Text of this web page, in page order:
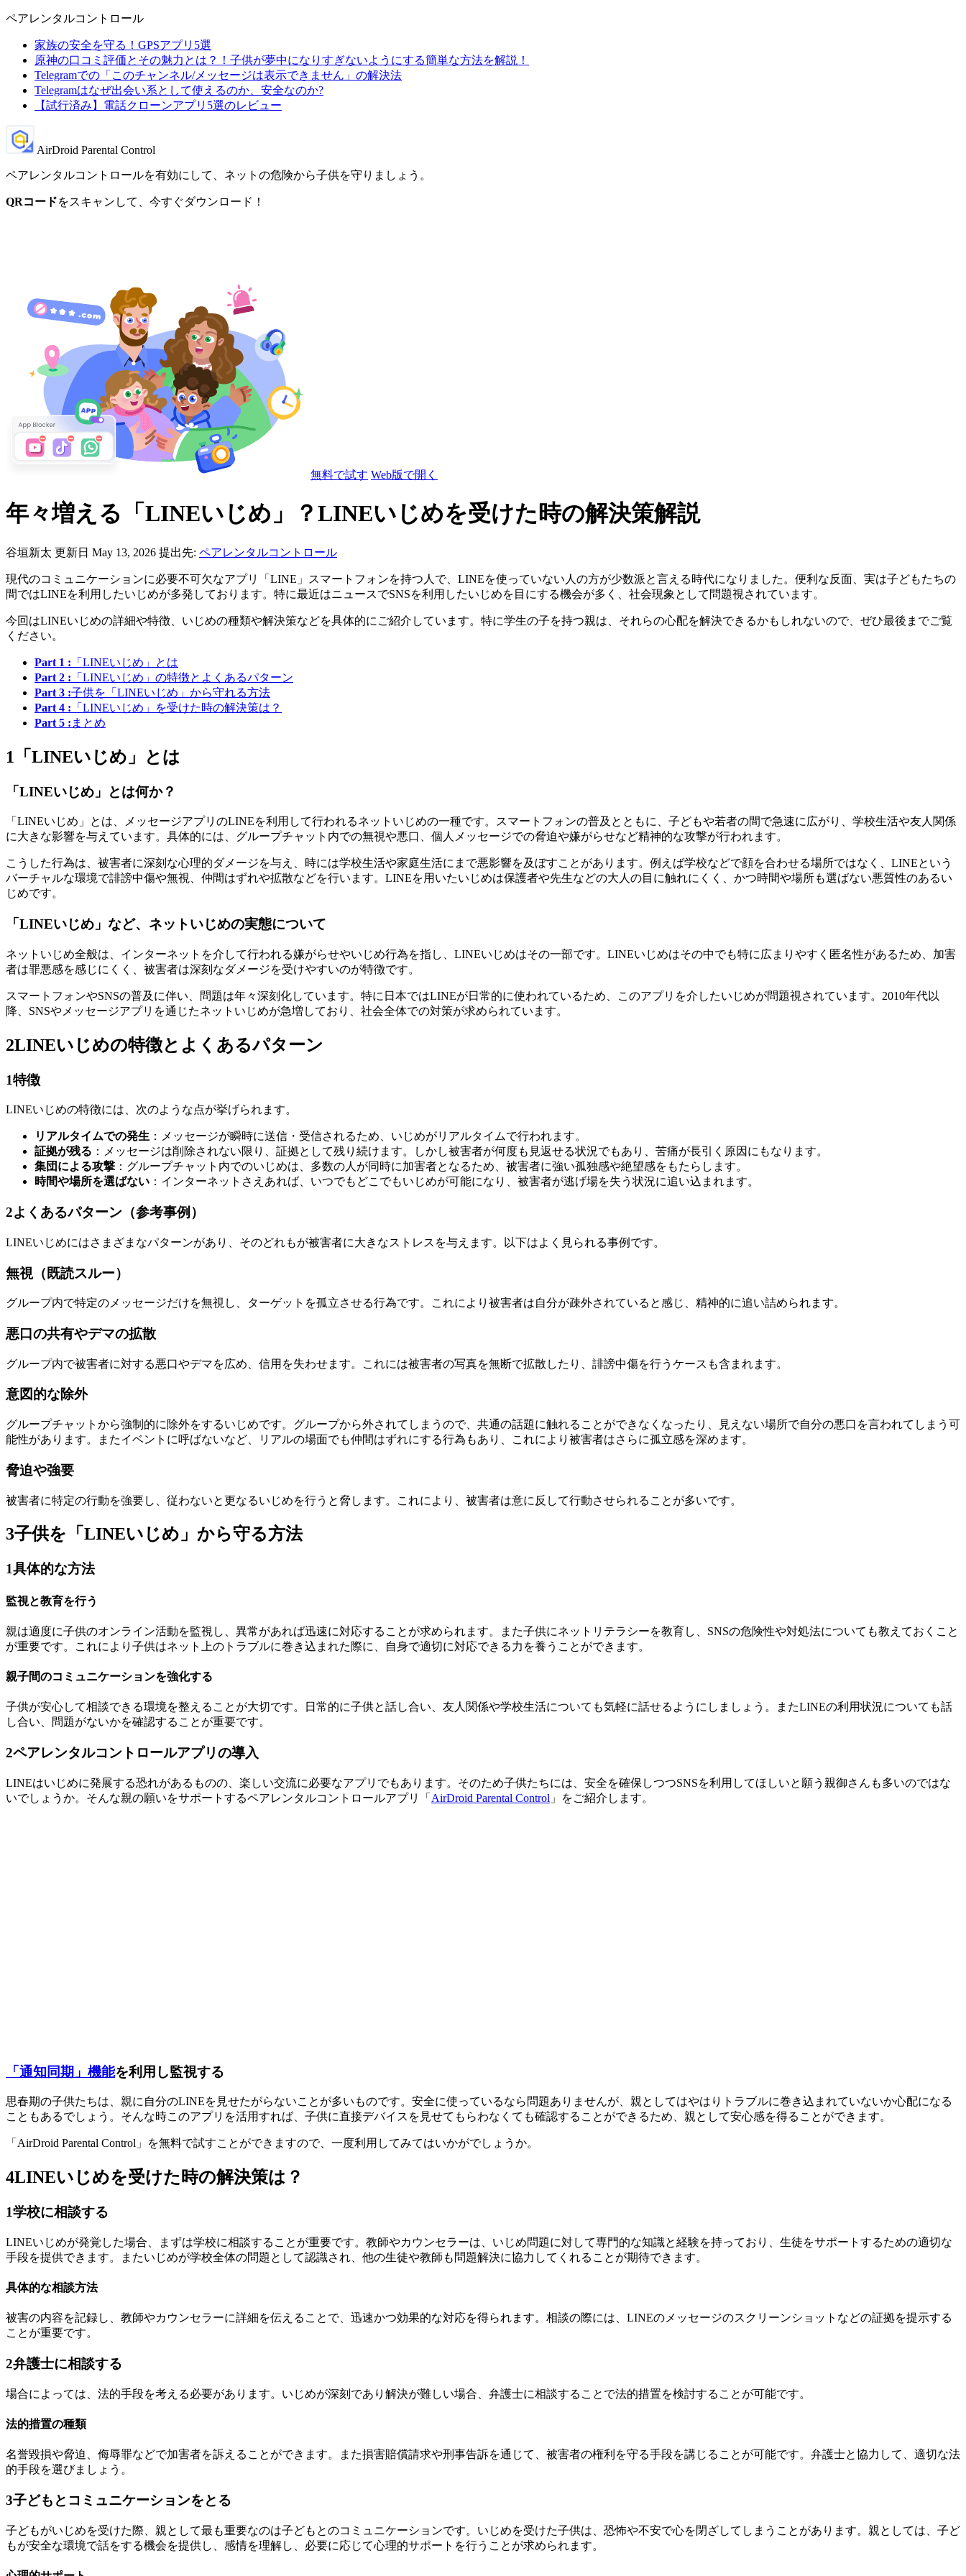
ペアレンタルコントロール
家族の安全を守る！GPSアプリ5選
原神の口コミ評価とその魅力とは？！子供が夢中になりすぎないようにする簡単な方法を解説！
Telegramでの「このチャンネル/メッセージは表示できません」の解決法
Telegramはなぜ出会い系として使えるのか、安全なのか?
【試行済み】電話クローンアプリ5選のレビュー
AirDroid Parental Control
ペアレンタルコントロールを有効にして、ネットの危険から子供を守りましょう。
QRコードをスキャンして、今すぐダウンロード！
無料で試す Web版で開く
年々増える「LINEいじめ」？LINEいじめを受けた時の解決策解説
谷垣新太 更新日 May 13, 2026 提出先: ペアレンタルコントロール
現代のコミュニケーションに必要不可欠なアプリ「LINE」スマートフォンを持つ人で、LINEを使っていない人の方が少数派と言える時代になりました。便利な反面、実は子どもたちの
間ではLINEを利用したいじめが多発しております。特に最近はニュースでSNSを利用したいじめを目にする機会が多く、社会現象として問題視されています。
今回はLINEいじめの詳細や特徴、いじめの種類や解決策などを具体的にご紹介しています。特に学生の子を持つ親は、それらの心配を解決できるかもしれないので、ぜひ最後までご覧
ください。
Part 1 : 「LINEいじめ」とは
Part 2 : 「LINEいじめ」の特徴とよくあるパターン
Part 3 :子供を「LINEいじめ」から守れる方法
Part 4 : 「LINEいじめ」を受けた時の解決策は？
Part 5 : まとめ
1 「LINEいじめ」とは
「LINEいじめ」とは何か？
「LINEいじめ」とは、メッセージアプリのLINEを利用して行われるネットいじめの一種です。スマートフォンの普及とともに、子どもや若者の間で急速に広がり、学校生活や友人関係
に大きな影響を与えています。具体的には、グループチャット内での無視や悪口、個人メッセージでの脅迫や嫌がらせなど精神的な攻撃が行われます。
こうした行為は、被害者に深刻な心理的ダメージを与え、時には学校生活や家庭生活にまで悪影響を及ぼすことがあります。例えば学校などで顔を合わせる場所ではなく、LINEという
バーチャルな環境で誹謗中傷や無視、仲間はずれや拡散などを行います。LINEを用いたいじめは保護者や先生などの大人の目に触れにくく、かつ時間や場所も選ばない悪質性のあるい
じめです。
「LINEいじめ」など、ネットいじめの実態について
ネットいじめ全般は、インターネットを介して行われる嫌がらせやいじめ行為を指し、LINEいじめはその一部です。LINEいじめはその中でも特に広まりやすく匿名性があるため、加害
者は罪悪感を感じにくく、被害者は深刻なダメージを受けやすいのが特徴です。
スマートフォンやSNSの普及に伴い、問題は年々深刻化しています。特に日本ではLINEが日常的に使われているため、このアプリを介したいじめが問題視されています。2010年代以
降、SNSやメッセージアプリを通じたネットいじめが急増しており、社会全体での対策が求められています。
2LINEいじめの特徴とよくあるパターン
1特徴
LINEいじめの特徴には、次のような点が挙げられます。
リアルタイムでの発生 ：メッセージが瞬時に送信・受信されるため、いじめがリアルタイムで行われます。
証拠が残る ：メッセージは削除されない限り、証拠として残り続けます。しかし被害者が何度も見返せる状況でもあり、苦痛が長引く原因にもなります。
集団による攻撃 ：グループチャット内でのいじめは、多数の人が同時に加害者となるため、被害者に強い孤独感や絶望感をもたらします。
時間や場所を選ばない ：インターネットさえあれば、いつでもどこでもいじめが可能になり、被害者が逃げ場を失う状況に追い込まれます。
2よくあるパターン（参考事例）
LINEいじめにはさまざまなパターンがあり、そのどれもが被害者に大きなストレスを与えます。以下はよく見られる事例です。
無視（既読スルー）
グループ内で特定のメッセージだけを無視し、ターゲットを孤立させる行為です。これにより被害者は自分が疎外されていると感じ、精神的に追い詰められます。
悪口の共有やデマの拡散
グループ内で被害者に対する悪口やデマを広め、信用を失わせます。これには被害者の写真を無断で拡散したり、誹謗中傷を行うケースも含まれます。
意図的な除外
グループチャットから強制的に除外をするいじめです。グループから外されてしまうので、共通の話題に触れることができなくなったり、見えない場所で自分の悪口を言われてしまう可
能性があります。またイベントに呼ばないなど、リアルの場面でも仲間はずれにする行為もあり、これにより被害者はさらに孤立感を深めます。
脅迫や強要
被害者に特定の行動を強要し、従わないと更なるいじめを行うと脅します。これにより、被害者は意に反して行動させられることが多いです。
3子供を「LINEいじめ」から守る方法
1具体的な方法
監視と教育を行う
親は適度に子供のオンライン活動を監視し、異常があれば迅速に対応することが求められます。また子供にネットリテラシーを教育し、SNSの危険性や対処法についても教えておくこと
が重要です。これにより子供はネット上のトラブルに巻き込まれた際に、自身で適切に対応できる力を養うことができます。
親子間のコミュニケーションを強化する
子供が安心して相談できる環境を整えることが大切です。日常的に子供と話し合い、友人関係や学校生活についても気軽に話せるようにしましょう。またLINEの利用状況についても話
し合い、問題がないかを確認することが重要です。
2ペアレンタルコントロールアプリの導入
LINEはいじめに発展する恐れがあるものの、楽しい交流に必要なアプリでもあります。そのため子供たちには、安全を確保しつつSNSを利用してほしいと願う親御さんも多いのではな
いでしょうか。そんな親の願いをサポートするペアレンタルコントロールアプリ「 AirDroid Parental Control 」をご紹介します。
「通知同期」機能を利用し監視する
思春期の子供たちは、親に自分のLINEを見せたがらないことが多いものです。安全に使っているなら問題ありませんが、親としてはやはりトラブルに巻き込まれていないか心配になる
こともあるでしょう。そんな時このアプリを活用すれば、子供に直接デバイスを見せてもらわなくても確認することができるため、親として安心感を得ることができます。
「AirDroid Parental Control」を無料で試すことができますので、一度利用してみてはいかがでしょうか。
4LINEいじめを受けた時の解決策は？
1学校に相談する
LINEいじめが発覚した場合、まずは学校に相談することが重要です。教師やカウンセラーは、いじめ問題に対して専門的な知識と経験を持っており、生徒をサポートするための適切な
手段を提供できます。またいじめが学校全体の問題として認識され、他の生徒や教師も問題解決に協力してくれることが期待できます。
具体的な相談方法
被害の内容を記録し、教師やカウンセラーに詳細を伝えることで、迅速かつ効果的な対応を得られます。相談の際には、LINEのメッセージのスクリーンショットなどの証拠を提示する
ことが重要です。
2弁護士に相談する
場合によっては、法的手段を考える必要があります。いじめが深刻であり解決が難しい場合、弁護士に相談することで法的措置を検討することが可能です。
法的措置の種類
名誉毀損や脅迫、侮辱罪などで加害者を訴えることができます。また損害賠償請求や刑事告訴を通じて、被害者の権利を守る手段を講じることが可能です。弁護士と協力して、適切な法
的手段を選びましょう。
3子どもとコミュニケーションをとる
子どもがいじめを受けた際、親として最も重要なのは子どもとのコミュニケーションです。いじめを受けた子供は、恐怖や不安で心を閉ざしてしまうことがあります。親としては、子ど
もが安全な環境で話をする機会を提供し、感情を理解し、必要に応じて心理的サポートを行うことが求められます。